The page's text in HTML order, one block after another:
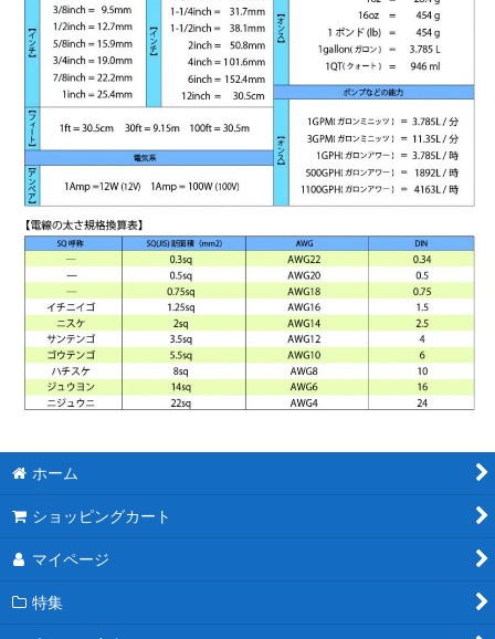
ホーム
ショッピングカート
マイページ
特集